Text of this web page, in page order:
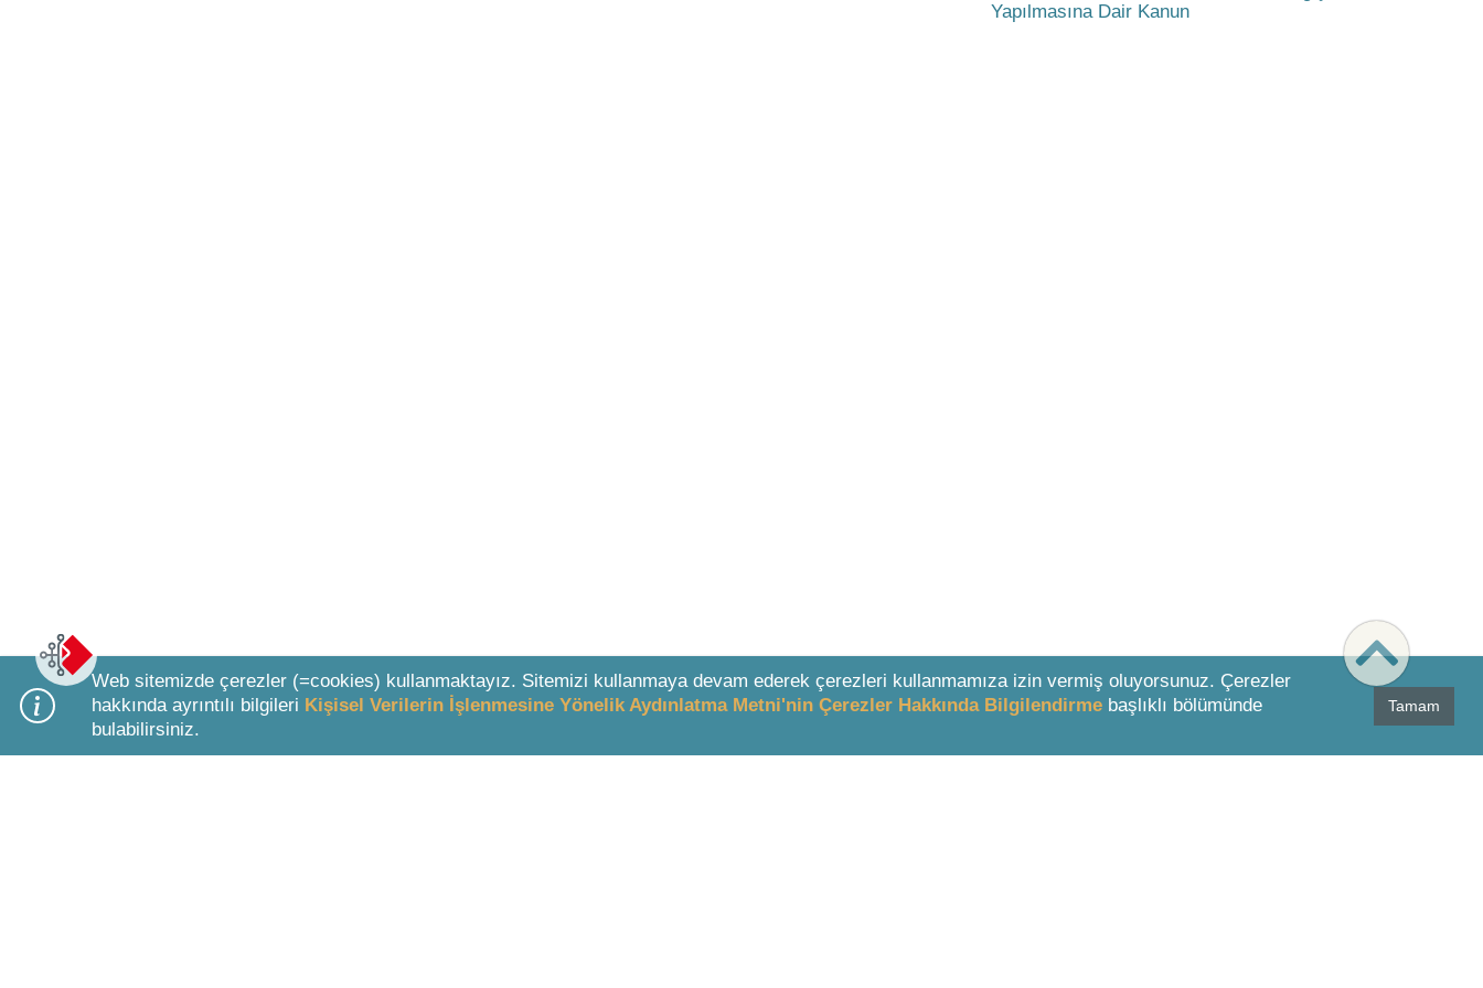
Bottom Search Toolbar Highlight Text
Yapılmasına Dair Kanun
Web sitemizde çerezler (=cookies) kullanmaktayız. Sitemizi kullanmaya devam ederek çerezleri kullanmamıza izin vermiş oluyorsunuz. Çerezler
hakkında ayrıntılı bilgileri Kişisel Verilerin İşlenmesine Yönelik Aydınlatma Metni'nin Çerezler Hakkında Bilgilendirme başlıklı bölümünde
bulabilirsiniz.
Tamam